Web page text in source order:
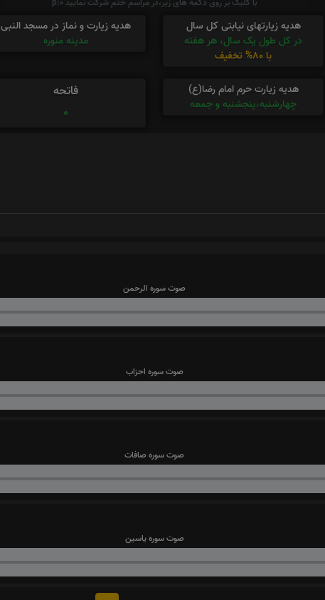
هدیه زیارتهای نیابتی کل سال
در کل طول یک سال، هر هفته
با 80% تخفیف
هدیه زیارت و نماز در مسجد النبی
مدینه منوره
هدیه زیارت حرم امام رضا(ع)
چهارشنبه،پنجشنبه و جمعه
فاتحه
0
صوت سوره الرحمن
صوت سوره احزاب
صوت سوره صافات
صوت سوره یاسین